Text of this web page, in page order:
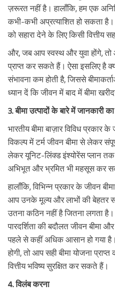
ज़रूरत नहीं है। हालाँकि, हम एक
कभी-कभी अप्रत्याशित हो सकता
को सहारा देने के लिए किसी वित्तीय
और, जब आप स्वस्थ और युवा होंगे, तो
प्राप्त कर सकते हैं। ऐसा इसलिए है
संभावना कम होती है, जिससे
ध्यान दें कि जीवन में बाद में बीमा
3. बीमा उत्पादों के बारे में जानकारी
भारतीय बीमा बाज़ार विविध प्रकार
विकल्प में टर्म जीवन बीमा से लेकर
लेकर यूनिट-लिंक्ड इंश्योरेंस प्लान
अभिभूत और भ्रमित भी महसूस कर
हालाँकि, विभिन्न प्रकार के जीवन
आप उनके मूल्य और लाभों की बेहतर
उतना कठिन नहीं है जितना लगता
पारदर्शिता की बदौलत जीवन बीमा
पहले से कहीं अधिक आसान हो गया
होगी, तो आप सही बीमा योजना
वित्तीय भविष्य सुरक्षित कर सकते हैं।
4. विलंब करना